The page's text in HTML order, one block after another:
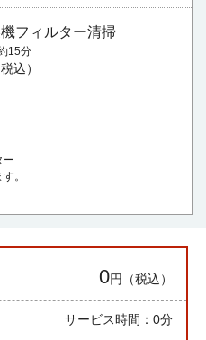
フィルター清掃
15分
込）
ー
。
0円（税込）
サービス時間： 0分